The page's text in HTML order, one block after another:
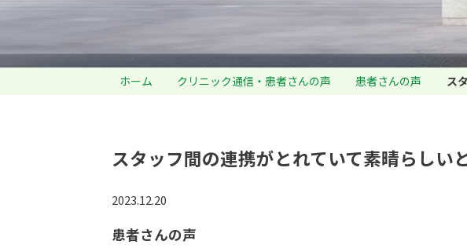
ホーム クリニック通信・患者さんの声 患者さんの声 ス
スタッフ間の連携がとれていて素晴らしい
2023.12.20
患者さんの声